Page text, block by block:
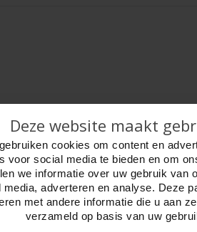
Foto hoge resolutie Details
voor 2 tot 4 Spelers.
x 210 x 40 mm.
fotodoos.
Deze website maakt
cookies om content en
voor social media te bieden en om
we informatie over uw gebruik van
media, adverteren en analyse. Deze
met andere informatie die u aan
verzameld op basis van uw